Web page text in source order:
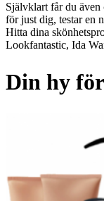
Självklart får du även
för just dig, testar en
Hitta dina
Lookfantastic, Ida
Din hy